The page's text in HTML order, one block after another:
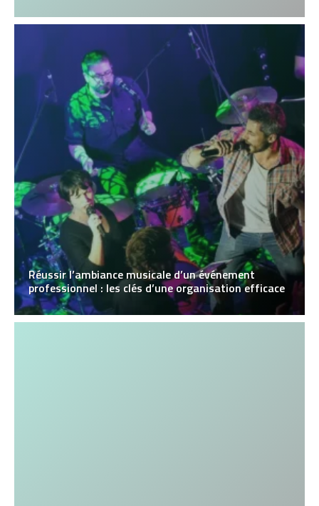
Réussir l’ambiance musicale d’un événement
professionnel : les clés d’une organisation efficace